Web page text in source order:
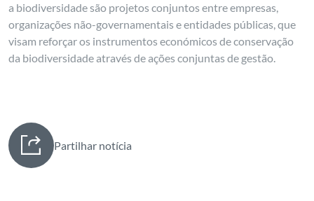
a biodiversidade são projetos conjuntos entre empresas,
organizações não-governamentais e entidades públicas, que
visam reforçar os instrumentos económicos de conservação
da biodiversidade através de ações conjuntas de gestão.
Partilhar notícia